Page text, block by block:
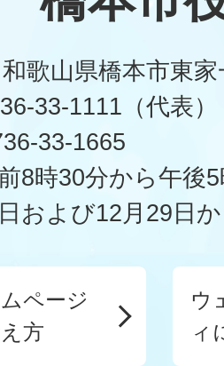
歌山県橋本市東家
33-1111（代表）
33-1665
8時30分から午後
日および12月29日
ページ
方
ウ
ィ